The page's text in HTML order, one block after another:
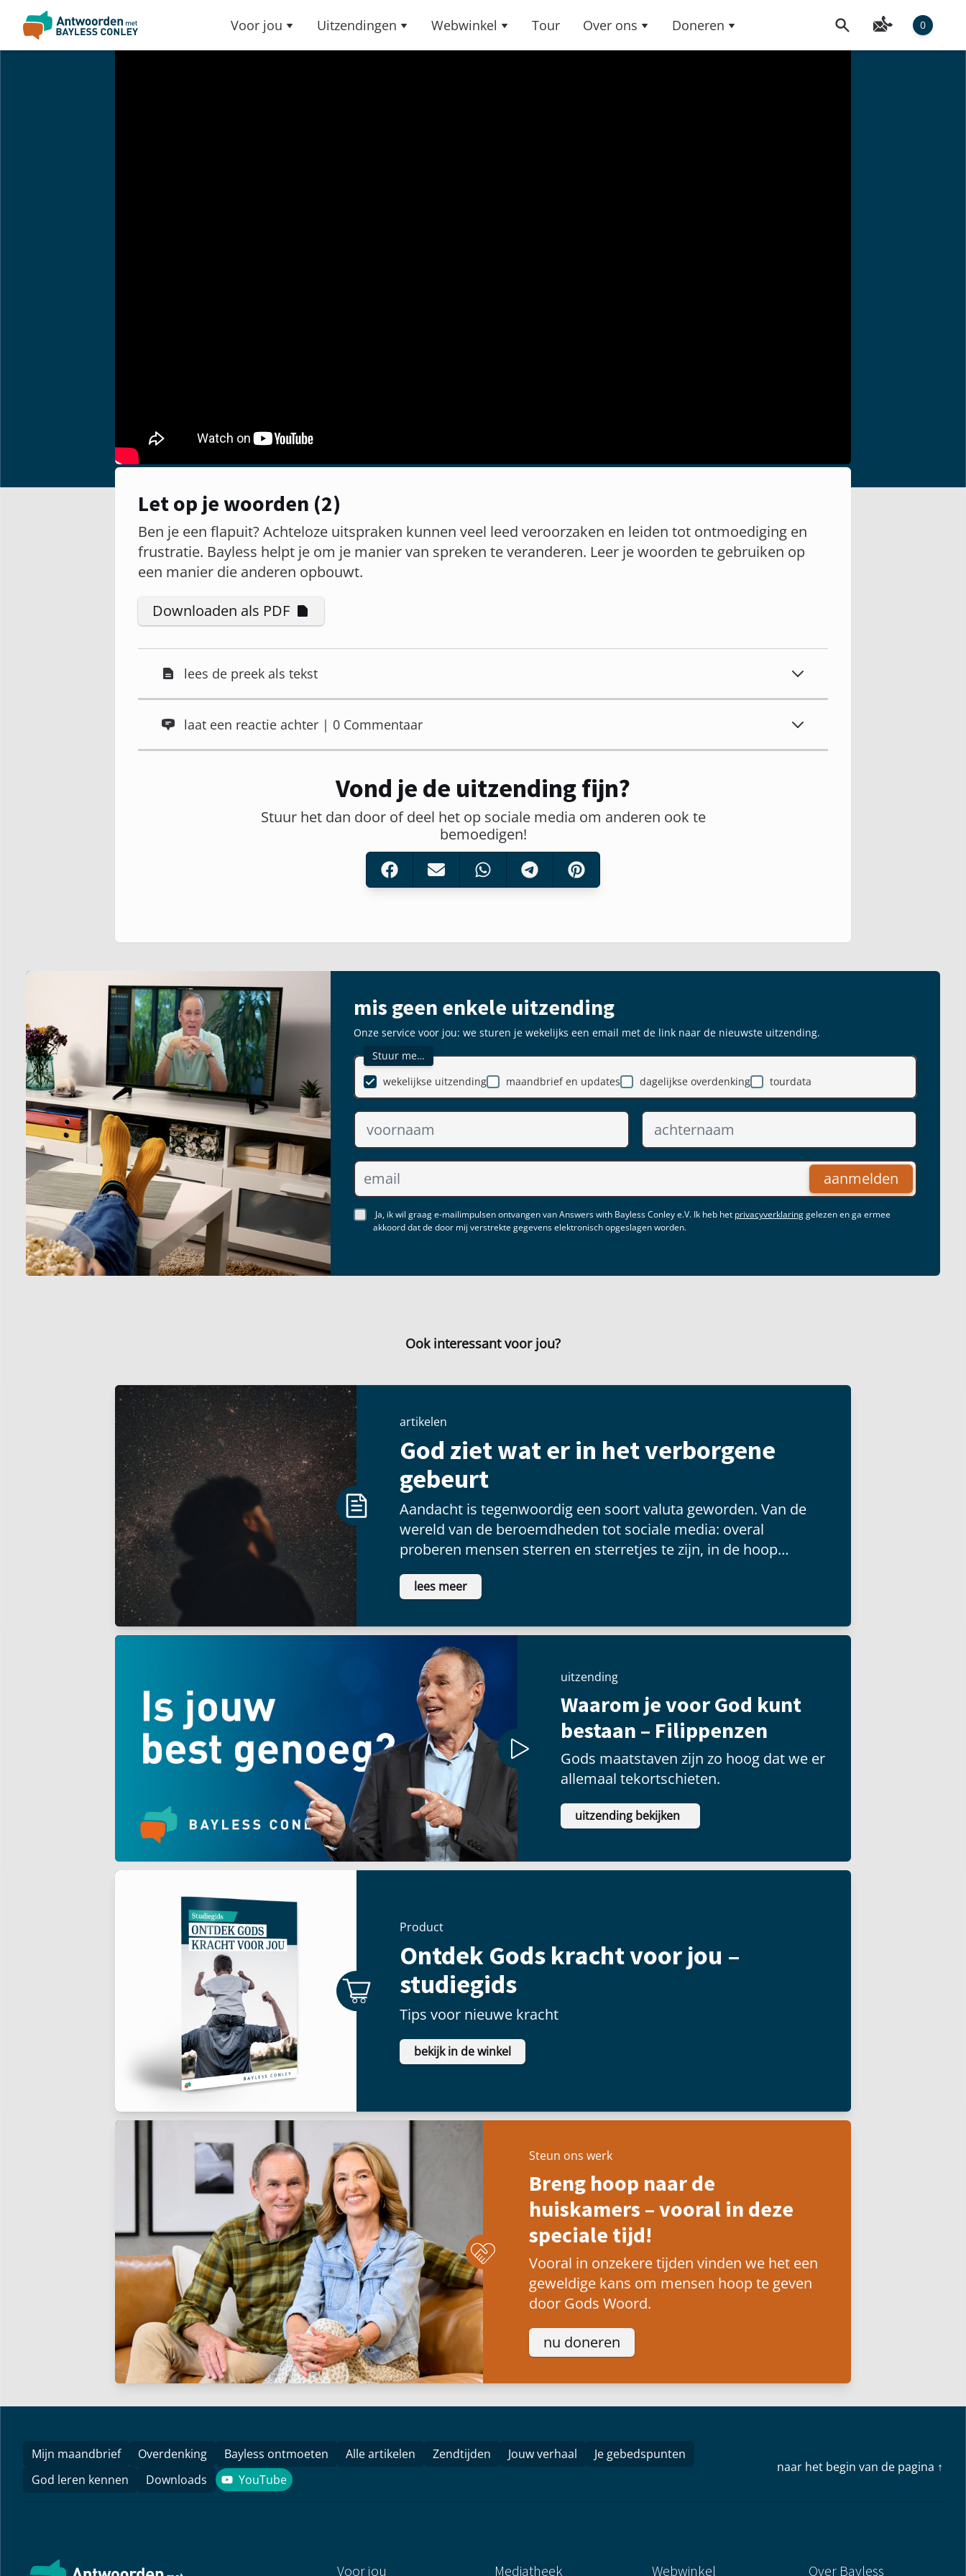
Voor jou Uitzendingen Webwinkel Tour Over ons Doneren 0
Let op je woorden (2)
Ben je een flapuit? Achteloze uitspraken kunnen veel leed veroorzaken en leiden tot ontmoediging en
frustratie. Bayless helpt je om je manier van spreken te veranderen. Leer je woorden te gebruiken op
een manier die anderen opbouwt.
Downloaden als PDF
lees de preek als tekst
laat een reactie achter | 0 Commentaar
Vond je de uitzending fijn?
Stuur het dan door of deel het op sociale media om anderen ook te
bemoedigen!
mis geen enkele uitzending
Onze service voor jou: we sturen je wekelijks een email met de link naar de nieuwste uitzending.
Stuur me…
maandbrief en updates
dagelijkse overdenking
wekelijkse uitzending tourdata
aanmelden
Ja, ik wil graag e-mailimpulsen ontvangen van Answers with Bayless Conley e.V. Ik heb het privacyverklaringgelezen en ga ermee
akkoord dat de door mij verstrekte gegevens elektronisch opgeslagen worden.
Ook interessant voor jou?
artikelen
God ziet wat er in het verborgene
gebeurt
Aandacht is tegenwoordig een soort valuta geworden. Van de
wereld van de beroemdheden tot sociale media: overal
proberen mensen sterren en sterretjes te zijn, in de hoop
voldoening te vinden als ze voor een groot publiek kunnen
schitteren.
lees meer
uitzending
Waarom je voor God kunt
bestaan – Filippenzen
Gods maatstaven zijn zo hoog dat we er
allemaal tekortschieten.
uitzending bekijken
Product
Ontdek Gods kracht voor jou –
studiegids
Tips voor nieuwe kracht
bekijk in de winkel
Steun ons werk
Breng hoop naar de
huiskamers – vooral in deze
speciale tijd!
Vooral in onzekere tijden vinden we het een
geweldige kans om mensen hoop te geven
door Gods Woord.
nu doneren
Mijn maandbrief Overdenking Bayless ontmoeten Alle artikelen Zendtijden Jouw verhaal
Je gebedspunten
God leren kennen
Downloads YouTube
YouTube
naar het begin van de pagina ↑
Voor jou Mediatheek Webwinkel Over Bayless